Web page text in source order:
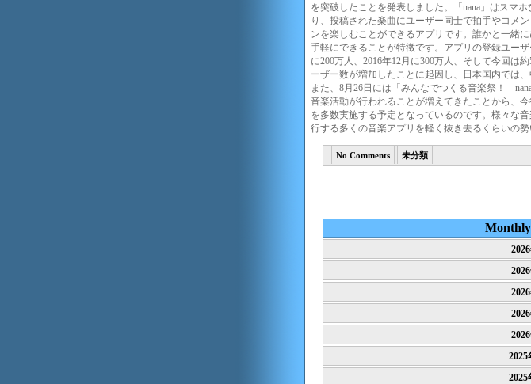
を突破したことを発表しました。「nana」はスマ
り、投稿された楽曲にユーザー同士で拍手やコメ
ンを楽しむことができるアプリです。誰かと一緒
手軽にできることが特徴です。アプリの登録ユー
に200万人、2016年12月に300万人、そして今回は
ーザー数が増加したことに起因し、日本国内では
また、8月26日には「みんなでつくる音楽祭！
音楽活動が行われることが増えてきたことから、
を多数実施する予定となっているのです。様々な
行する多くの音楽アプリを軽く抜き去るくらいの勢
No Comments 未分類
2025
2025